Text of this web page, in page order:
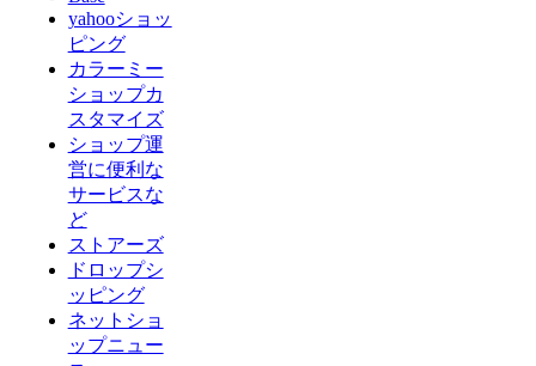
yahooショッ
ピング
カラーミー
ショップカ
スタマイズ
ショップ運
営に便利な
サービスな
ど
ストアーズ
ドロップシ
ッピング
ネットショ
ップニュー